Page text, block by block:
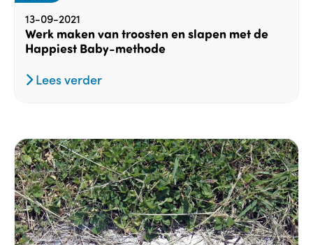
13-09-2021
Werk maken van troosten en slapen met de
Happiest Baby-methode
Lees verder